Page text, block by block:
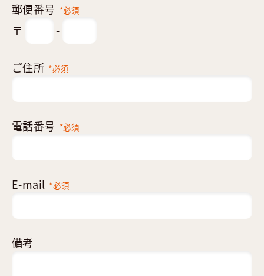
郵便番号 *必須
〒 -
ご住所 *必須
電話番号 *必須
E-mail *必須
備考